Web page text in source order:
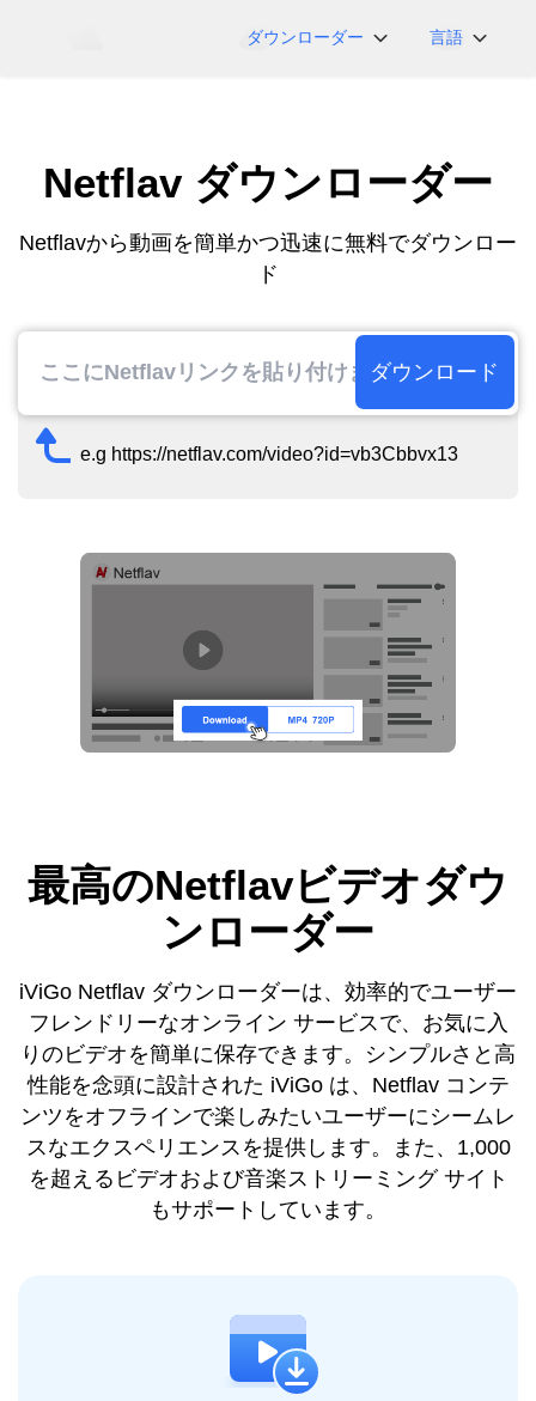
ダウンローダー
iFunny
OnlyFans
言語
Português
繁體中文
Netflav ダウンローダー
Netflavから動画を簡単かつ迅速に無料でダウンロー
ド
ダウンロード
e.g https://netflav.com/video?id=vb3Cbbvx13
最高のNetflavビデオダウ
ンローダー
iViGo Netflav ダウンローダーは、効率的でユーザー
フレンドリーなオンライン サービスで、お気に入
りのビデオを簡単に保存できます。シンプルさと高
性能を念頭に設計された iViGo は、Netflav コンテ
ンツをオフラインで楽しみたいユーザーにシームレ
スなエクスペリエンスを提供します。また、1,000
を超えるビデオおよび音楽ストリーミング サイト
もサポートしています。